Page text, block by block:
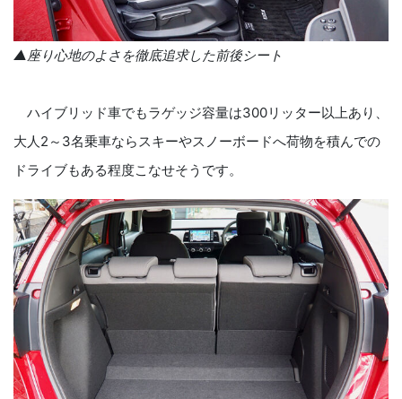
▲座り心地のよさを徹底追求した前後シート
ハイブリッド車でもラゲッジ容量は300リッター以上あり、
大人2～3名乗車ならスキーやスノーボードへ荷物を積んでの
ドライブもある程度こなせそうです。